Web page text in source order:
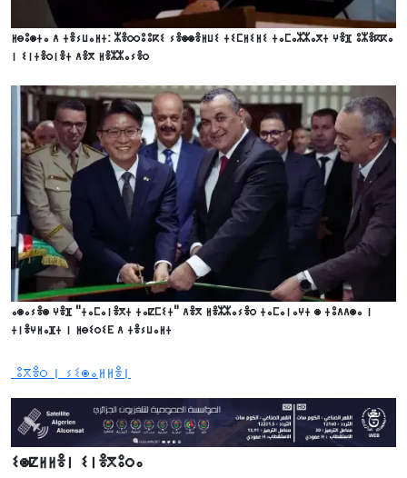
ⵍⴱⵓⵙⵜⴰ ⴷ ⵜⴻⵢⵡⴰⵍⵜ: ⵣⴻⵔⵔⵓⵓⴽⵉ ⵢⴻⵙⵙⴻⵍⵡⵉ ⵜⵉⵎⵍⵉⵍⵉ ⵜⴰⵎⴰⵣⵣⴰⴳⵜ ⵖⴻⴼ ⵓⵣⴻⴽⴽⴰ
ⵏ ⵉⵏⵜⴻⵔⵏⴻⵜ ⴷⴻⴳ ⵍⴻⵣⵣⴰⵢⴻⵔ
ⴰⵙⴰⵢⴻⵙ ⵖⴻⴼ "ⵜⴰⵎⴰⵏⴻⴳⵜ ⵜⴰⵇⵎⵉⵜ" ⴷⴻⴳ ⵍⴻⵣⵣⴰⵢⴻⵔ ⵜⴰⵎⴰⵏⴰⵖⵜ ⵙ ⵜⵓⴷⴷⵙⴰ ⵏ
ⵜⵏⴻⵖⵍⴰⴼⵜ ⵏ ⵍⴱⵉⵔⵉⴹ ⴷ ⵜⴻⵢⵡⴰⵍⵜ
ⵓⴳⴻⵔ ⵏ ⵢⵉⵙⴰⵍⵍⴻⵏ
ⵉⵙⵇⵍⵍⴻⵏ ⵉⵏⴻⴳⵓⵔⴰ